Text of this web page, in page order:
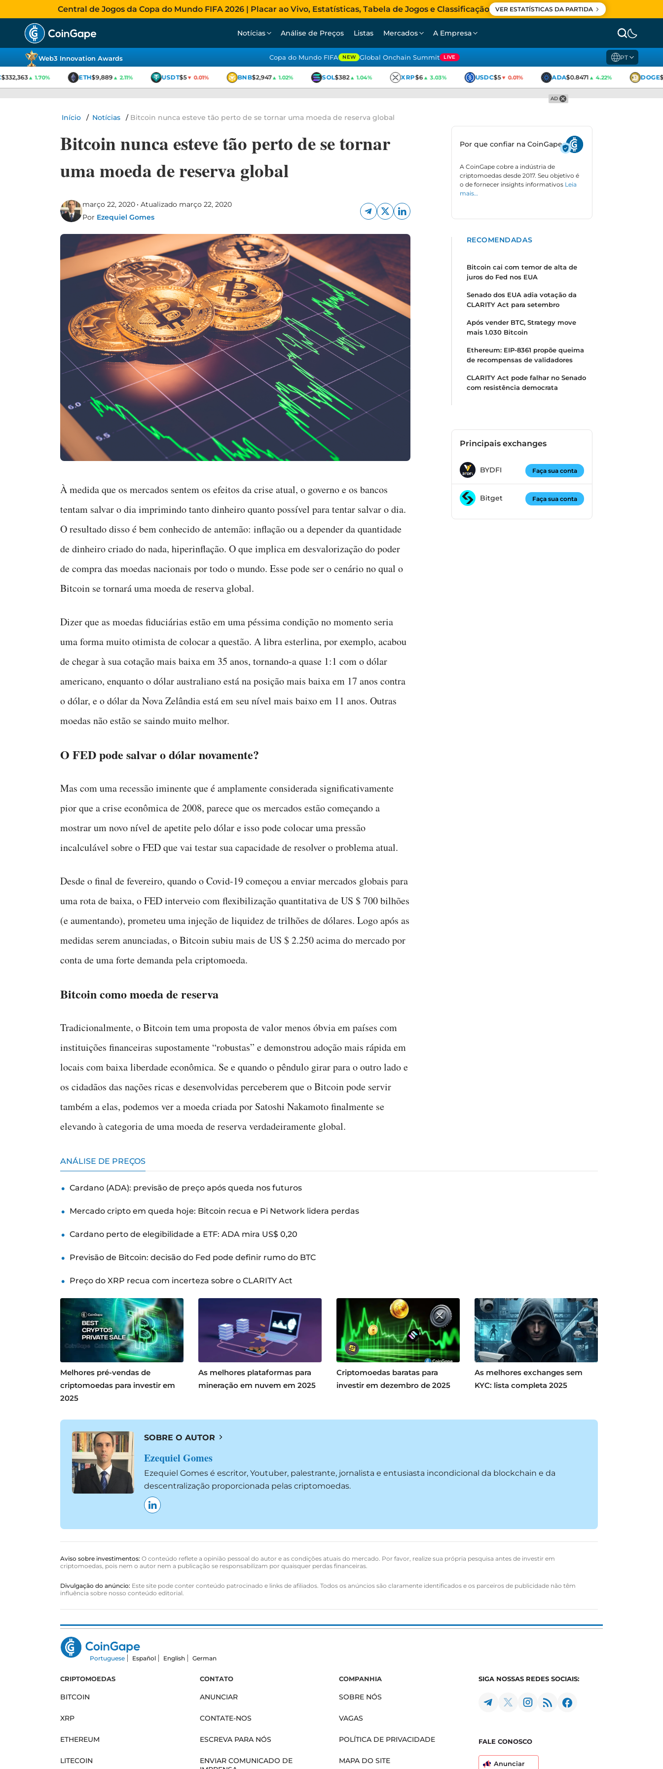
Central de Jogos da Copa do Mundo FIFA 2026 | Placar ao Vivo, Estatísticas, Tabela de Jogos e Classificação VER ESTATÍSTICAS DA PARTIDA
Notícias Análise de Preços Listas Mercados A Empresa
Web3 Innovation Awards Copa do Mundo FIFA NEW Global Onchain Summit LIVE PT
▲ 1.70% ETH$9,889▲ 2.11% USDT$5▼ 0.01% BNB$2,947▲ 1.02% SOL$382▲ 1.04% XRP$6▲ 3.03% USDC$5▼ 0.01% ADA$0.8471▲ 4.22% DOGE
AD
Início / Notícias / Bitcoin nunca esteve tão perto de se tornar uma moeda de reserva global
Bitcoin nunca esteve tão perto de se tornar
uma moeda de reserva global
março 22, 2020
Atualizado março 22, 2020
Por Ezequiel Gomes
À medida que os mercados sentem os efeitos da crise atual, o governo e os bancos
tentam salvar o dia imprimindo tanto dinheiro quanto possível para tentar salvar o dia.
O resultado disso é bem conhecido de antemão: inflação ou a depender da quantidade
de dinheiro criado do nada, hiperinflação. O que implica em desvalorização do poder
de compra das moedas nacionais por todo o mundo. Esse pode ser o cenário no qual o
Bitcoin se tornará uma moeda de reserva global.
Dizer que as moedas fiduciárias estão em uma péssima condição no momento seria
uma forma muito otimista de colocar a questão. A libra esterlina, por exemplo, acabou
de chegar à sua cotação mais baixa em 35 anos, tornando-a quase 1:1 com o dólar
americano, enquanto o dólar australiano está na posição mais baixa em 17 anos contra
o dólar, e o dólar da Nova Zelândia está em seu nível mais baixo em 11 anos. Outras
moedas não estão se saindo muito melhor.
O FED pode salvar o dólar novamente?
Mas com uma recessão iminente que é amplamente considerada significativamente
pior que a crise econômica de 2008, parece que os mercados estão começando a
mostrar um novo nível de apetite pelo dólar e isso pode colocar uma pressão
incalculável sobre o FED que vai testar sua capacidade de resolver o problema atual.
Desde o final de fevereiro, quando o Covid-19 começou a enviar mercados globais para
uma rota de baixa, o FED interveio com flexibilização quantitativa de US $ 700 bilhões
(e aumentando), prometeu uma injeção de liquidez de trilhões de dólares. Logo após as
medidas serem anunciadas, o Bitcoin subiu mais de US $ 2.250 acima do mercado por
conta de uma forte demanda pela criptomoeda.
Bitcoin como moeda de reserva
Tradicionalmente, o Bitcoin tem uma proposta de valor menos óbvia em países com
instituições financeiras supostamente “robustas” e demonstrou adoção mais rápida em
locais com baixa liberdade econômica. Se e quando o pêndulo girar para o outro lado e
os cidadãos das nações ricas e desenvolvidas perceberem que o Bitcoin pode servir
também a elas, podemos ver a moeda criada por Satoshi Nakamoto finalmente se
elevando à categoria de uma moeda de reserva verdadeiramente global.
Por que confiar na CoinGape
A CoinGape cobre a indústria de
criptomoedas desde 2017. Seu objetivo é
o de fornecer insights informativos Leia
mais…
RECOMENDADAS
Bitcoin cai com temor de alta de
juros do Fed nos EUA
Senado dos EUA adia votação da
CLARITY Act para setembro
Após vender BTC, Strategy move
mais 1.030 Bitcoin
Ethereum: EIP-8361 propõe queima
de recompensas de validadores
CLARITY Act pode falhar no Senado
com resistência democrata
Principais exchanges
BYDFI Faça sua conta
Bitget Faça sua conta
ANÁLISE DE PREÇOS
Cardano (ADA): previsão de preço após queda nos futuros
Mercado cripto em queda hoje: Bitcoin recua e Pi Network lidera perdas
Cardano perto de elegibilidade a ETF: ADA mira US$ 0,20
Previsão de Bitcoin: decisão do Fed pode definir rumo do BTC
Preço do XRP recua com incerteza sobre o CLARITY Act
Melhores pré-vendas de
criptomoedas para investir em
2025
As melhores plataformas para
mineração em nuvem em 2025
Criptomoedas baratas para
investir em dezembro de 2025
As melhores exchanges sem
KYC: lista completa 2025
SOBRE O AUTOR
Ezequiel Gomes
Ezequiel Gomes é escritor, Youtuber, palestrante, jornalista e entusiasta incondicional da blockchain e da
descentralização proporcionada pelas criptomoedas.
Aviso sobre investimentos: O conteúdo reflete a opinião pessoal do autor e as condições atuais do mercado. Por favor, realize sua própria pesquisa antes de investir em
criptomoedas, pois nem o autor nem a publicação se responsabilizam por quaisquer perdas financeiras.
Divulgação do anúncio: Este site pode conter conteúdo patrocinado e links de afiliados. Todos os anúncios são claramente identificados e os parceiros de publicidade não têm
influência sobre nosso conteúdo editorial.
Portuguese Español English German
CRIPTOMOEDAS
BITCOIN
XRP
ETHEREUM
LITECOIN
CONTATO
ANUNCIAR
CONTATE-NOS
ESCREVA PARA NÓS
ENVIAR COMUNICADO DE
COMPANHIA
SOBRE NÓS
VAGAS
POLÍTICA DE PRIVACIDADE
MAPA DO SITE
SIGA NOSSAS REDES SOCIAIS:
FALE CONOSCO
Anunciar